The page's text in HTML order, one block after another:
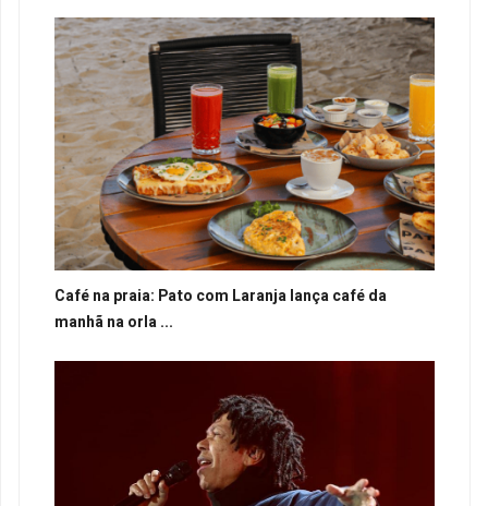
Café na praia: Pato com Laranja lança café da
manhã na orla ...